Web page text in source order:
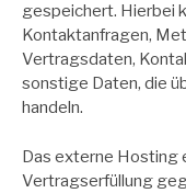
gespeichert. Hierbei
Kontaktanfragen,
Vertragsdaten,
sonstige Daten, die
handeln.
Das externe Hosting
Vertragserfüllung